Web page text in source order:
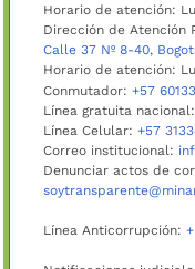
Horario de atención:
Dirección de Atención
Calle 37 Nº 8-40,
Horario de atención:
Conmutador: +57
Línea gratuita nacional:
Línea Celular: +57
Correo institucional:
Denunciar actos de
Línea Anticorrupción: